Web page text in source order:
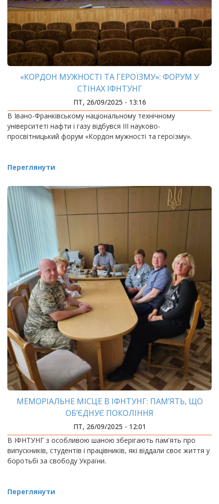
«КОРДОН МУЖНОСТІ ТА ГЕРОЇЗМУ»: ФОРУМ У
СТІНАХ ІФНТУНГ
ПТ, 26/09/2025 - 13:16
В Івано-Франківському національному технічному
університеті нафти і газу відбувся ІІІ науково-
просвітницький форум «Кордон мужності та героїзму».
Переглянути
МЕМОРІАЛЬНЕ МІСЦЕ В ІФНТУНГ: ПАМ’ЯТЬ, ЩО
ОБ’ЄДНУЄ ПОКОЛІННЯ
ПТ, 26/09/2025 - 12:01
В ІФНТУНГ з особливою шаною зберігають пам'ять про
випускників, студентів і працівників, які віддали своє життя у
боротьбі за свободу України.
Переглянути